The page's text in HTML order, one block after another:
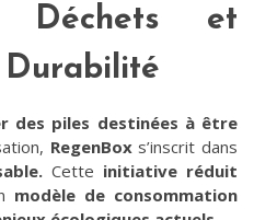
Déchets et
Durabilité
des piles destinées à être
RegenBoxs’inscrit dans
Cette initiative réduit
modèle de consommation